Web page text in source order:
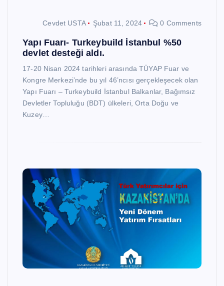
Cevdet USTA Şubat 11, 2024 0 Comments
Yapı Fuarı- Turkeybuild İstanbul %50
devlet desteği aldı.
17-20 Nisan 2024 tarihleri arasında TÜYAP Fuar ve
Kongre Merkezi’nde bu yıl 46’ncısı gerçekleşecek olan
Yapı Fuarı – Turkeybuild İstanbul Balkanlar, Bağımsız
Devletler Topluluğu (BDT) ülkeleri, Orta Doğu ve
Kuzey…